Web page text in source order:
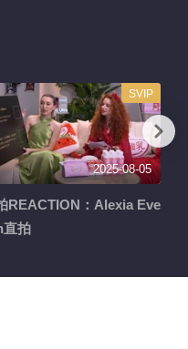
SVIP
2025-08-05
REACTION：Alexia Eve
直拍